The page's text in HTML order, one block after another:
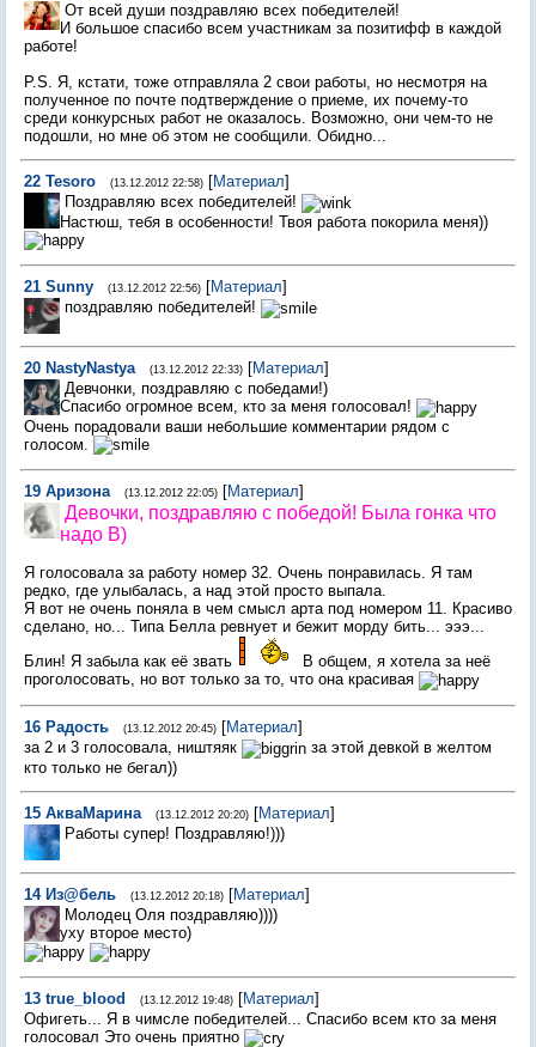
От всей души поздравляю всех победителей!
И большое спасибо всем участникам за позитифф в каждой
работе!
P.S. Я, кстати, тоже отправляла 2 свои работы, но несмотря на
полученное по почте подтверждение о приеме, их почему-то
среди конкурсных работ не оказалось. Возможно, они чем-то не
подошли, но мне об этом не сообщили. Обидно...
22 Tesoro (13.12.2012 22:58) [Материал]
Поздравляю всех победителей!
Настюш, тебя в особенности! Твоя работа покорила меня))
21 Sunny (13.12.2012 22:56) [Материал]
поздравляю победителей!
20 NastyNastya (13.12.2012 22:33) [Материал]
Девчонки, поздравляю с победами!)
Спасибо огромное всем, кто за меня голосовал!
Очень порадовали ваши небольшие комментарии рядом с
голосом.
19 Aризона (13.12.2012 22:05) [Материал]
Девочки, поздравляю с победой! Была гонка что
надо B)
Я голосовала за работу номер 32. Очень понравилась. Я там
редко, где улыбалась, а над этой просто выпала.
Я вот не очень поняла в чем смысл арта под номером 11. Красиво
сделано, но... Типа Белла ревнует и бежит морду бить... эээ...
Блин! Я забыла как её звать
В общем, я хотела за неё
проголосовать, но вот только за то, что она красивая
16 Рaдость (13.12.2012 20:45) [Материал]
за 2 и 3 голосовала, ништяяк
за этой девкой в желтом
кто только не бегал))
15 АкваМарина (13.12.2012 20:20) [Материал]
Работы супер! Поздравляю!)))
14 Из@бель (13.12.2012 20:18) [Материал]
Молодец Оля поздравляю))))
уху второе место)
13 true_blоod (13.12.2012 19:48) [Материал]
Офигеть... Я в чимсле победителей... Спасибо всем кто за меня
голосовал Это очень приятно